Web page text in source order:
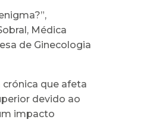
Médica
de Ginecologia
que afeta
devido ao
impacto